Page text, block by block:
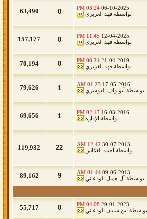
06-10-2025
03:24 PM
بواسطة فهد الغريري 0
63,490
12-04-2025
11:45 PM
بواسطة فهد الغريري 0
157,177
21-04-2019
08:24 PM
بواسطة فهد الغريري 0
70,194
17-05-2016
01:23 AM
بواسطة أبونواف الدوسري 1
79,626
16-03-2016
02:17 PM
بواسطة الإداره 1
69,656
30-07-2013
12:42 AM
بواسطة أحمد الغمّاس 22
119,932
09-06-2013
01:44 AM
بواسطة آل هميل الودعاني 9
89,162
29-01-2023
04:08 PM
بواسطة ابن شيبان الودعاني 0
55,717